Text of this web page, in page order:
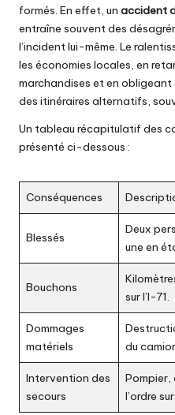
formés. En effet, un accident
entraîne souvent des
l’incident lui-même. Le
les économies locales, en
marchandises et en obligeant
des itinéraires alternatifs,
Un tableau récapitulatif des
présenté ci-dessous :
Conséquences
Blessés
Deux
une en
Bouchons
sur l’I-71.
Dommages
matériels
du
Intervention des
secours
Pompier,
l’ordre